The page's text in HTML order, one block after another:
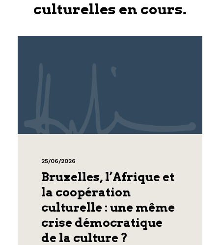
culturelles en cours.
25/06/2026
Bruxelles, l’Afrique et
la coopération
culturelle : une même
crise démocratique
de la culture ?